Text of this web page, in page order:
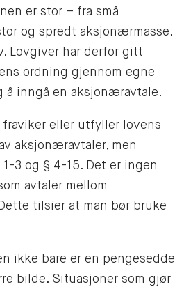
er stor – fra små
og spredt aksjonærmasse.
Lovgiver har derfor gitt
ordning gjennom egne
inngå en aksjonæravtale.
eller utfyller lovens
aksjonæravtaler, men
3 og § 4-15. Det er ingen
avtaler mellom
tilsier at man bør bruke
ikke bare er en pengeseddel
bilde. Situasjoner som gjør